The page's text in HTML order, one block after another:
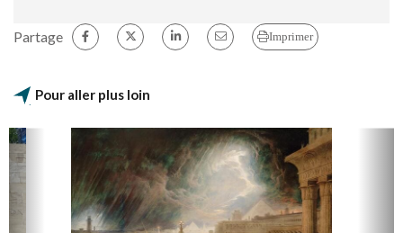
Partage Imprimer
Pour aller plus loin